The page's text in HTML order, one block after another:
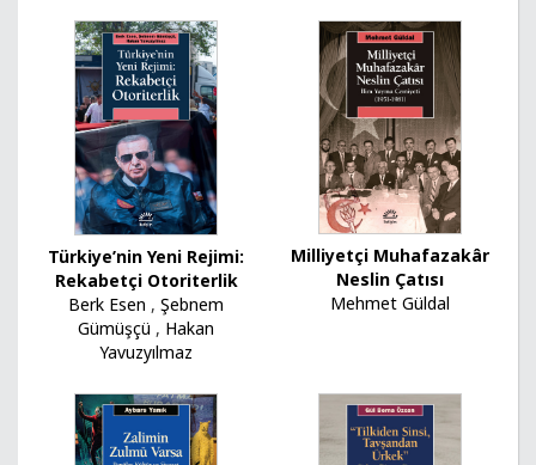
Türkiye’nin Yeni Rejimi:
Rekabetçi Otoriterlik
Berk Esen , Şebnem
Gümüşçü , Hakan
Yavuzyılmaz
Milliyetçi Muhafazakâr
Neslin Çatısı
Mehmet Güldal